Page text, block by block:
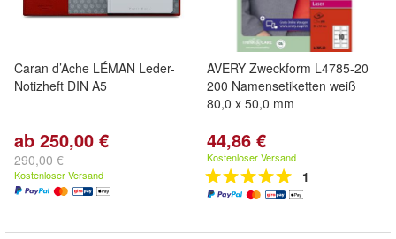
Caran d’Ache LÉMAN Leder-
Notizheft DIN A5
ab 250,00 €
290,00 €
Kostenloser Versand
AVERY Zweckform L4785-20
200 Namensetiketten weiß
80,0 x 50,0 mm
44,86 €
Kostenloser Versand
1